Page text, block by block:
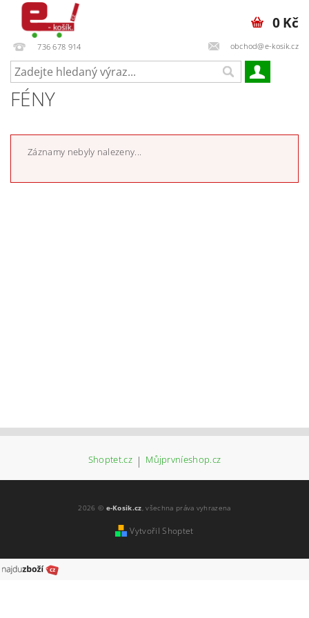
736 678 914 obchod@e-kosik.cz
0 Kč
FÉNY
Záznamy nebyly nalezeny...
Shoptet.cz | Můjprvníeshop.cz
2026 © e-Kosik.cz, všechna práva vyhrazena
Vytvořil Shoptet